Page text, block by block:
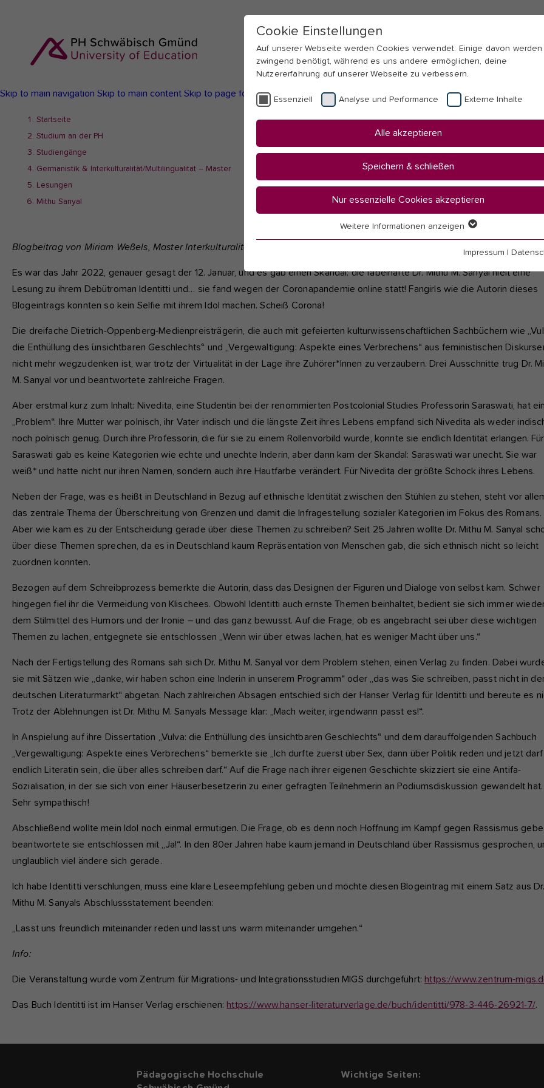
Skip to main navigation Skip to main content Skip to page footer
here:
Startseite
Studium an der PH
Studiengänge
Germanistik & Interkulturalität/Multilingualität – Master
Lesungen
Mithu Sanyal
Blogbeitrag von Miriam Weßels, Master Interkulturalität und Integration
Es war das Jahr 2022, genauer gesagt der 12. Januar, und es gab einen Skandal: die fabelhafte Dr. Mithu M. Sanyal hielt eine
Lesung zu ihrem Debütroman Identitti und… sie fand wegen der Coronapandemie online statt! Fangirls wie die Autorin dieses
Blogeintrags konnten so kein Selfie mit ihrem Idol machen. Scheiß Corona!
Die dreifache Dietrich-Oppenberg-Medienpreisträgerin, die auch mit gefeierten kulturwissenschaftlichen Sachbüchern wie
die Enthüllung des ´unsichtbaren Geschlechts´“ und „Vergewaltigung: Aspekte eines Verbrechens“ aus feministischen
nicht mehr wegzudenken ist, war trotz der Virtualität in der Lage ihre Zuhörer*Innen zu verzaubern. Drei Ausschnitte trug Dr.
M. Sanyal vor und beantwortete zahlreiche Fragen.
Aber erstmal kurz zum Inhalt: Nivedita, eine Studentin bei der renommierten Postcolonial Studies Professorin Saraswati, hat ein
„Problem“. Ihre Mutter war polnisch, ihr Vater indisch und die längste Zeit ihres Lebens empfand sich Nivedita als weder
noch polnisch genug. Durch ihre Professorin, die für sie zu einem Rollenvorbild wurde, konnte sie endlich Identität erlangen. Für
Saraswati gab es keine Kategorien wie echte und unechte Inderin, aber dann kam der Skandal: Saraswati war unecht. Sie war
weiß* und hatte nicht nur ihren Namen, sondern auch ihre Hautfarbe verändert. Für Nivedita der größte Schock ihres Lebens.
Neben der Frage, was es heißt in Deutschland in Bezug auf ethnische Identität zwischen den Stühlen zu stehen, steht vor
das zentrale Thema der Überschreitung von Grenzen und damit die Infragestellung sozialer Kategorien im Fokus des Romans.
Aber wie kam es zu der Entscheidung gerade über diese Themen zu schreiben? Seit 25 Jahren wollte Dr. Mithu M. Sanyal
über diese Themen sprechen, da es in Deutschland kaum Repräsentation von Menschen gab, die sich ethnisch nicht so leicht
zuordnen konnten.
Bezogen auf dem Schreibprozess bemerkte die Autorin, dass das Designen der Figuren und Dialoge von selbst kam. Schwer
hingegen fiel ihr die Vermeidung von Klischees. Obwohl Identitti auch ernste Themen beinhaltet, bedient sie sich immer
dem Stilmittel des Humors und der Ironie – und das ganz bewusst. Auf die Frage, ob es angebracht sei über diese wichtigen
Themen zu lachen, entgegnete sie entschlossen „Wenn wir über etwas lachen, hat es weniger Macht über uns.“
Nach der Fertigstellung des Romans sah sich Dr. Mithu M. Sanyal vor dem Problem stehen, einen Verlag zu finden. Dabei
sie mit Sätzen wie „danke, wir haben schon eine Inderin in unserem Programm“ oder „das was Sie schreiben, passt nicht in
deutschen Literaturmarkt“ abgetan. Nach zahlreichen Absagen entschied sich der Hanser Verlag für Identitti und bereute es
Trotz der Ablehnungen ist Dr. Mithu M. Sanyals Message klar: „Mach weiter, irgendwann passt es!“.
In Anspielung auf ihre Dissertation „Vulva: die Enthüllung des ´unsichtbaren Geschlechts´“ und dem darauffolgenden Sachbuch
„Vergewaltigung: Aspekte eines Verbrechens“ bemerkte sie „Ich durfte zuerst über Sex, dann über Politik reden und jetzt darf
endlich Literatin sein, die über alles schreiben darf.“ Auf die Frage nach ihrer eigenen Geschichte skizziert sie eine Antifa-
Sozialisation, in der sie sich von einer Häuserbesetzerin zu einer gefragten Teilnehmerin an Podiumsdiskussion gewandelt hat.
Sehr sympathisch!
Abschließend wollte mein Idol noch einmal ermutigen. Die Frage, ob es denn noch Hoffnung im Kampf gegen Rassismus gebe,
beantwortete sie entschlossen mit „Ja!“. In den 80er Jahren habe kaum jemand in Deutschland über Rassismus gesprochen,
unglaublich viel ändere sich gerade.
Ich habe Identitti verschlungen, muss eine klare Leseempfehlung geben und möchte diesen Blogeintrag mit einem Satz aus Dr.
Mithu M. Sanyals Abschlussstatement beenden:
„Lasst uns freundlich miteinander reden und lasst uns warm miteinander umgehen.“
Info:
Die Veranstaltung wurde vom Zentrum für Migrations- und Integrationsstudien MIGS durchgeführt: https://www.zentrum-
Das Buch Identitti ist im Hanser Verlag erschienen: https://www.hanser-literaturverlage.de/buch/identitti/978-3-446-26921-7/.
Pädagogische Hochschule
Wichtige Seiten:
Cookie Einstellungen
Auf unserer Webseite werden Cookies verwendet. Einige davon werden
zwingend benötigt, während es uns andere ermöglichen, deine
Nutzererfahrung auf unserer Webseite zu verbessern.
Essenziell Analyse und Performance Externe Inhalte
Alle akzeptieren
Speichern & schließen
Nur essenzielle Cookies akzeptieren
Essenzielle Cookies werden für grundlegende Funktionen der
funktioniert.
Diese Gruppe beinhaltet alle Skripte für analytisches Tracking und
verbessern.
Anbieter etracker GmbH - 20459 Hamburg
Laufzeit 1 Jahr
Zweck
Tracking und zugehörige Cookies. Es hilft uns die
Wir verwenden auf unserer Website externe Inhalte, um Ihnen
zusätzliche Informationen anzubieten, wie Google Maps oder Videos
von youtube.
Weitere Informationen anzeigen
Impressum